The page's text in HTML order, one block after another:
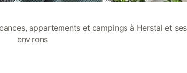
appartements et campings à Herstal et ses
environs